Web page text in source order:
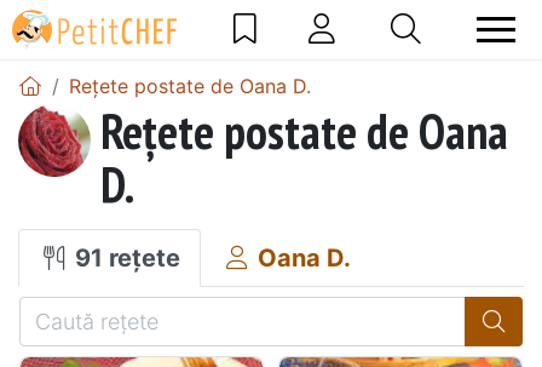
Rețete postate de Oana D.
Rețete postate de Oana
D.
91 rețete Oana D.